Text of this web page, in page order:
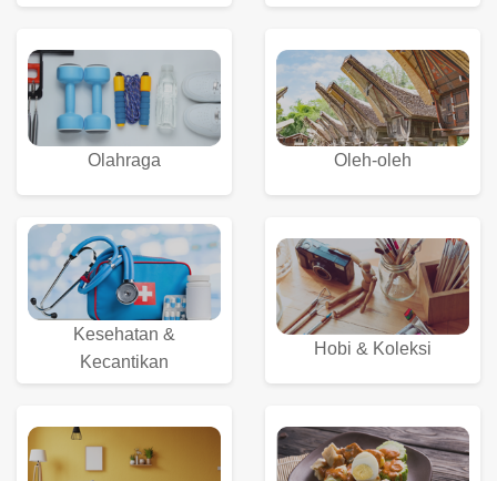
Olahraga Oleh-oleh
Kesehatan &
Kecantikan
Hobi & Koleksi